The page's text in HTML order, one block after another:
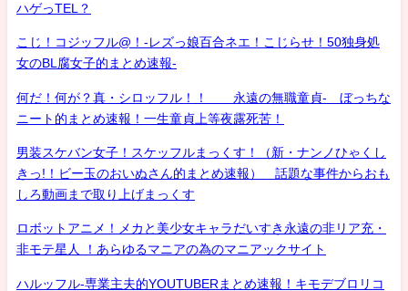
ハゲっTEL？
こじ！コジッフル@！-レズっ娘百合ネエ！こじらせ！50独身処
女のBL腐女子的まとめ速報-
何だ！何が？真・シロッフル！！ 永遠の無職童貞- ぼっちな
ニート的まとめ速報！一生童貞上等夜露死苦！
男装スケバン女子！スケッフルまっくす！（新・ナンノひゃくし
きっ!！ビー玉のおいぬさん的まとめ速報） 話題な事件からおも
しろ動画まで取り上げまっくす
ロボットアニメ！メカと美少女キャラだいすき永遠の非リア充・
非モテ星人 ！あらゆるマニアの為のマニアックサイト
ハルッフル-専業主夫的YOUTUBERまとめ速報！キモデブロリコ